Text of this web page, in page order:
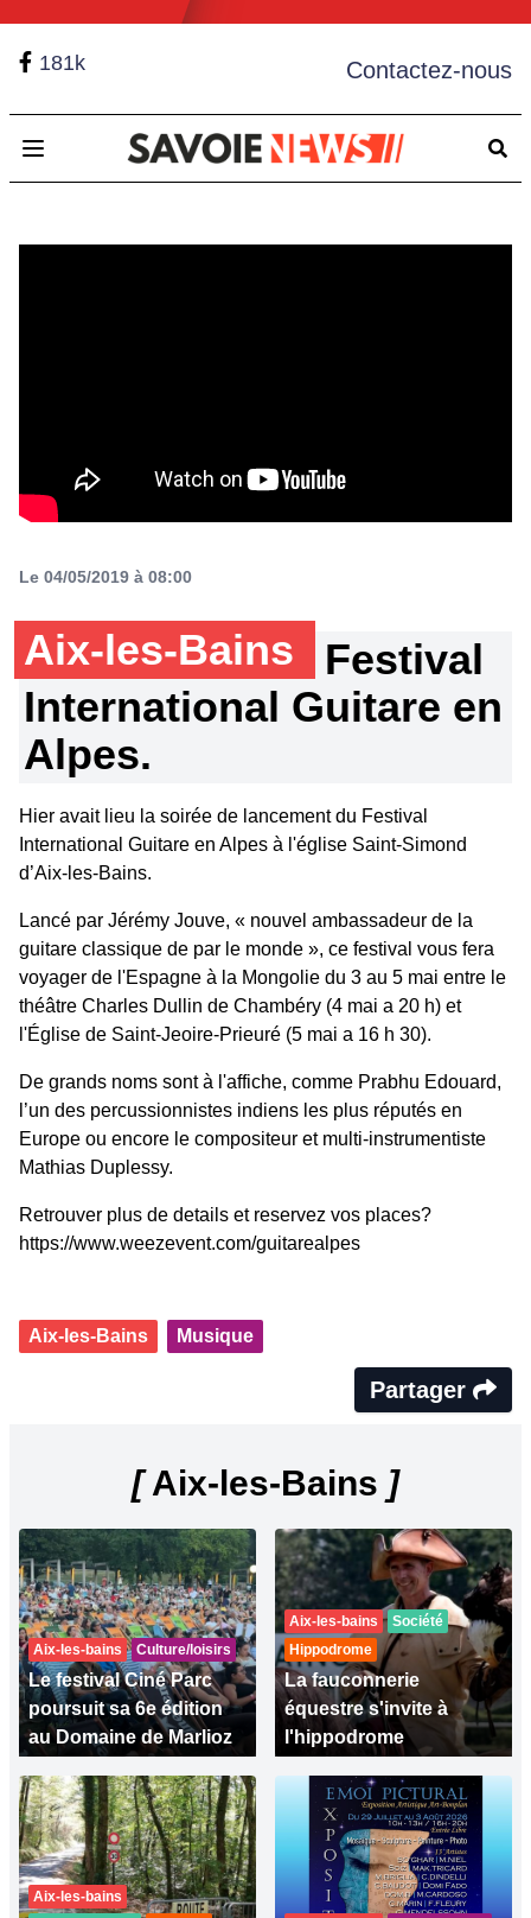
181k Contactez-nous
Open main menu
Le 04/05/2019 à 08:00
Aix-les-Bains
Festival
International Guitare en
Alpes.
Hier avait lieu la soirée de lancement du Festival
International Guitare en Alpes à l'église Saint-Simond
d’Aix-les-Bains.
Lancé par Jérémy Jouve, « nouvel ambassadeur de la
guitare classique de par le monde », ce festival vous fera
voyager de l'Espagne à la Mongolie du 3 au 5 mai entre le
théâtre Charles Dullin de Chambéry (4 mai a 20 h) et
l'Église de Saint-Jeoire-Prieuré (5 mai a 16 h 30).
De grands noms sont à l'affiche, comme Prabhu Edouard,
l’un des percussionnistes indiens les plus réputés en
Europe ou encore le compositeur et multi-instrumentiste
Mathias Duplessy.
Retrouver plus de details et reservez vos places?
https://www.weezevent.com/guitarealpes
Aix-les-Bains Musique
Partager
[Aix-les-Bains ]
Aix-les-bains Culture/loisirs
Le festival Ciné Parc
poursuit sa 6e édition
au Domaine de Marlioz
Aix-les-bains
Société
Hippodrome
La fauconnerie
équestre s'invite à
l'hippodrome
Aix-les-bains